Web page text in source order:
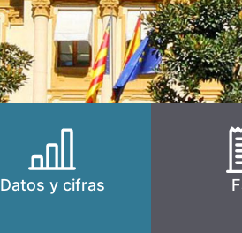
Datos y cifras